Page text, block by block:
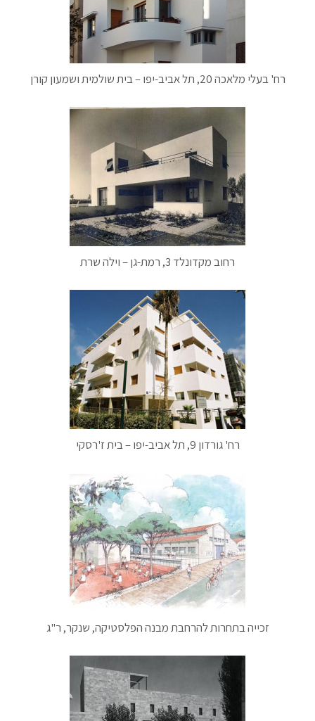
רח' בעלי מלאכה 20, תל אביב-יפו – בית שולמית ושמעון קורן
רחוב מקדונלד 3, רמת-גן – וילה שרת
רח' גורדון 9, תל אביב-יפו – בית ז'רסקי
זכייה בתחרות להרחבת מבנה הפלסטיקה, שנקר, ר"ג